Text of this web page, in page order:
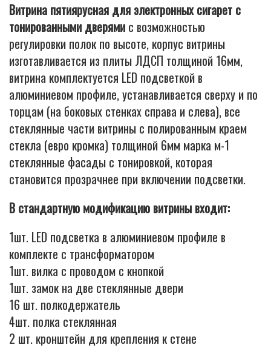
Витрина пятиярусная для электронных сигарет с
тонированными дверями с возможностью
регулировки полок по высоте, корпус витрины
изготавливается из плиты ЛДСП толщиной 16мм,
витрина комплектуется LED подсветкой в
алюминиевом профиле, устанавливается сверху и по
торцам (на боковых стенках справа и слева), все
стеклянные части витрины с полированным краем
стекла (евро кромка) толщиной 6мм марка м-1
стеклянные фасады с тонировкой, которая
становится прозрачнее при включении подсветки.
В стандартную модификацию витрины входит:
1шт. LED подсветка в алюминиевом профиле в
комплекте с трансформатором
1шт. вилка с проводом с кнопкой
1шт. замок на две стеклянные двери
16 шт. полкодержатель
4шт. полка стеклянная
2 шт. кронштейн для крепления к стене